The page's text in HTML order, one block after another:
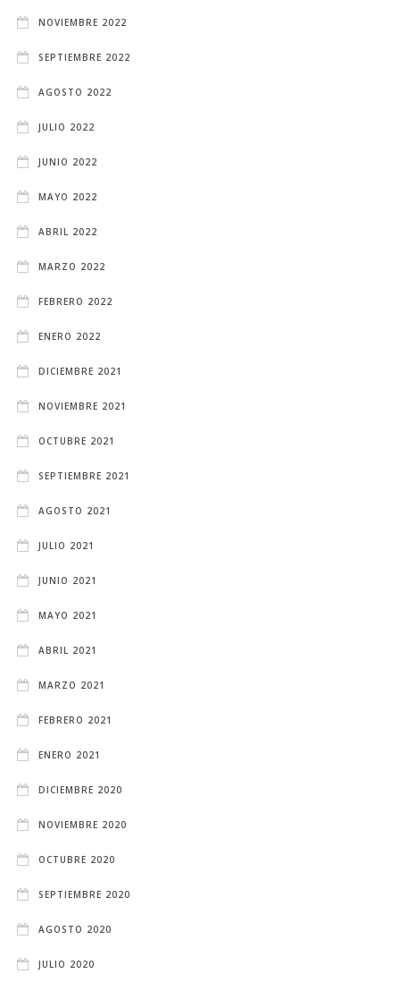
NOVIEMBRE 2022
SEPTIEMBRE 2022
AGOSTO 2022
JULIO 2022
JUNIO 2022
MAYO 2022
ABRIL 2022
MARZO 2022
FEBRERO 2022
ENERO 2022
DICIEMBRE 2021
NOVIEMBRE 2021
OCTUBRE 2021
SEPTIEMBRE 2021
AGOSTO 2021
JULIO 2021
JUNIO 2021
MAYO 2021
ABRIL 2021
MARZO 2021
FEBRERO 2021
ENERO 2021
DICIEMBRE 2020
NOVIEMBRE 2020
OCTUBRE 2020
SEPTIEMBRE 2020
AGOSTO 2020
JULIO 2020